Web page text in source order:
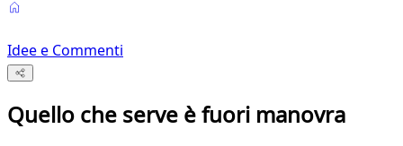
Idee e Commenti
Quello che serve è fuori manovra